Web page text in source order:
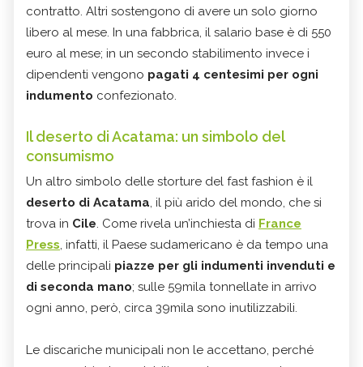
contratto. Altri sostengono di avere un solo giorno
libero al mese. In una fabbrica, il salario base è di 550
euro al mese; in un secondo stabilimento invece i
dipendenti vengono pagati 4 centesimi per ogni
indumento confezionato.
Il deserto di Acatama: un simbolo del
consumismo
Un altro simbolo delle storture del fast fashion è il
deserto di Acatama, il più arido del mondo, che si
trova in Cile. Come rivela un’inchiesta di France
Press, infatti, il Paese sudamericano è da tempo una
delle principali piazze per gli indumenti invenduti e
di seconda mano; sulle 59mila tonnellate in arrivo
ogni anno, però, circa 39mila sono inutilizzabili.
Le discariche municipali non le accettano, perché